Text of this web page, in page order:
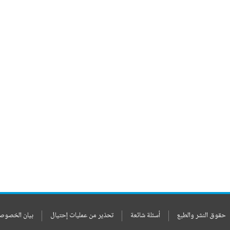
حقوق النشر والطبع أسئلة شائعة تحذير من عمليات إحتيال بيان